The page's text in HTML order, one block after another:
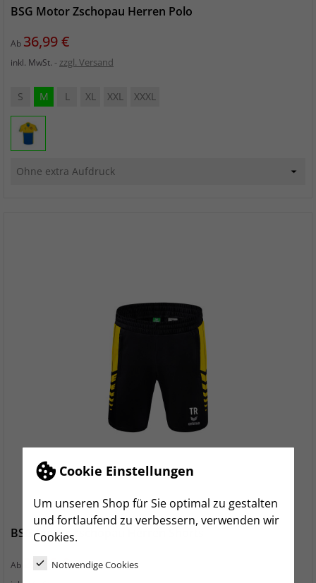
Cookie Einstellungen
Um unseren Shop für Sie optimal zu gestalten
und fortlaufend zu verbessern, verwenden wir
Cookies.
Notwendige Cookies
BSG Motor Zschopau Herren Polo
Ab Preis
36,99 €
inkl. MwSt. zzgl. Versand
S M L XL XXL XXXL
BSG Motor Zschopau Herren Shorts
Ab Preis
25,99 €